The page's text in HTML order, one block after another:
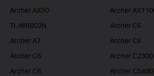
Archer AX50
Archer
TL-WR802N
Archer C6
Archer A7
Archer C6
Archer C6
Archer C2300
Archer C6
Archer